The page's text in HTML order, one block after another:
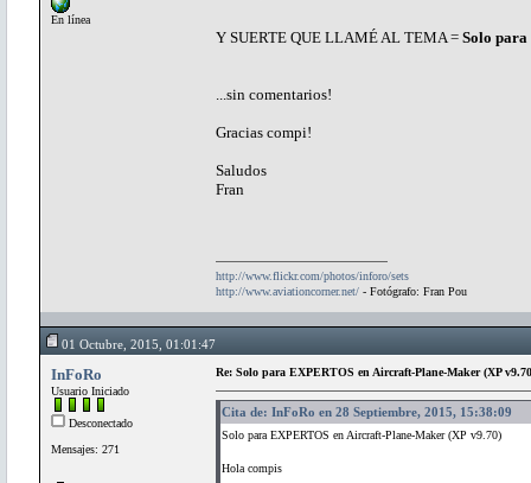
En línea
Y SUERTE QUE LLAMÉ AL TEMA = Solo
...sin comentarios!
Gracias compi!
Saludos
Fran
http://www.flickr.com/photos/inforo/sets
http://www.aviationcorner.net/ - Fotógrafo: Fran Pou
01 Octubre, 2015, 01:01:47
InFoRo
Usuario Iniciado
Desconectado
Mensajes: 271
Re: Solo para EXPERTOS en Aircraft-Plane-Maker (XP
Cita de: InFoRo en 28 Septiembre, 2015, 15:38:09
Solo para EXPERTOS en Aircraft-Plane-Maker (XP v9.70)
Hola compis